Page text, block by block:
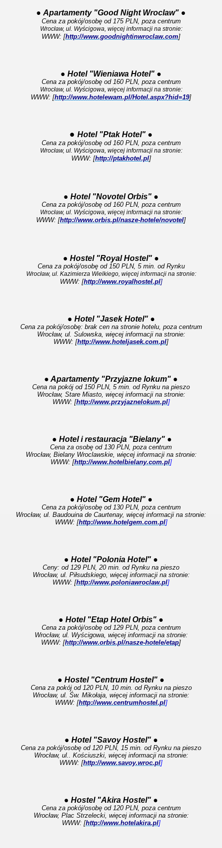
● Apartamenty "Good Night Wroclaw" ●
Cena za pokój/osobę od 175 PLN, poza centrum
Wrocław, ul. Wyścigowa, więcej informacji na stronie:
WWW: [http://www.goodnightinwroclaw.com]
● Hotel "Wieniawa Hotel" ●
Cena za pokój/osobę od 160 PLN, poza centrum
Wrocław, ul. Wyścigowa, więcej informacji na stronie:
WWW: [http://www.hotelewam.pl/Hotel.aspx?hid=19]
● Hotel "Ptak Hotel" ●
Cena za pokój/osobę od 160 PLN, poza centrum
Wrocław, ul. Wyścigowa, więcej informacji na stronie:
WWW: [http://ptakhotel.pl]
● Hotel "Novotel Orbis" ●
Cena za pokój/osobę od 160 PLN, poza centrum
Wrocław, ul. Wyścigowa, więcej informacji na stronie:
WWW: [http://www.orbis.pl/nasze-hotele/novotel]
● Hostel "Royal Hostel" ●
Cena za pokój/osobę od 150 PLN, 5 min. od Rynku
Wrocław, ul. Kazimierza Wielkiego, więcej informacji na stronie:
WWW: [http://www.royalhostel.pl]
● Hotel "Jasek Hotel" ●
Cena za pokój/osobę: brak cen na stronie hotelu, poza centrum
Wrocław, ul. Sulowska, więcej informacji na stronie:
WWW: [http://www.hoteljasek.com.pl]
● Apartamenty "Przyjazne lokum" ●
Cena na pokój od 150 PLN, 5 min. od Rynku na pieszo
Wrocław, Stare Miasto, więcej informacji na stronie:
WWW: [http://www.przyjaznelokum.pl]
● Hotel i restauracja "Bielany" ●
Cena za osobę od 130 PLN, poza centrum
Wrocław, Bielany Wroclawskie, więcej informacji na stronie:
WWW: [http://www.hotelbielany.com.pl]
● Hotel "Gem Hotel" ●
Cena za pokój/osobę od 130 PLN, poza centrum
Wrocław, ul. Baudouina de Caurtenay, więcej informacji na stronie:
WWW: [http://www.hotelgem.com.pl]
● Hotel "Polonia Hotel" ●
Ceny: od 129 PLN, 20 min. od Rynku na pieszo
Wrocław, ul. Piłsudskiego, więcej informacji na stronie:
WWW: [http://www.poloniawroclaw.pl]
● Hotel "Etap Hotel Orbis" ●
Cena za pokój/osobę od 129 PLN, poza centrum
Wrocław, ul. Wyścigowa, więcej informacji na stronie:
WWW: [http://www.orbis.pl/nasze-hotele/etap]
● Hostel "Centrum Hostel" ●
Cena za pokój od 120 PLN, 10 min. od Rynku na pieszo
Wrocław, ul. Św. Mikołaja, więcej informacji na stronie:
WWW: [http://www.centrumhostel.pl]
● Hotel "Savoy Hostel" ●
Cena za pokój/osobę od 120 PLN, 15 min. od Rynku na pieszo
Wrocław, ul.. Kościuszki, więcej informacji na stronie:
WWW: [http://www.savoy.wroc.pl]
● Hostel "Akira Hostel" ●
Cena za pokój/osobę od 120 PLN, poza centrum
Wrocław, Plac Strzelecki, więcej informacji na stronie:
WWW: [http://www.hotelakira.pl]